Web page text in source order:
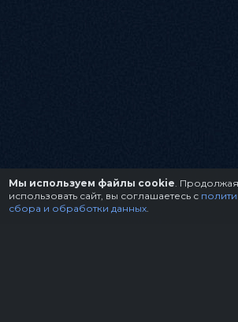
Мы используем файлы cookie . Продолжая
использовать сайт, вы соглашаетесь с
сбора и обработки данных